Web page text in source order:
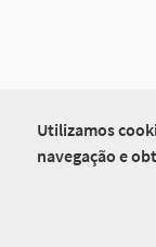
Utilizamos
navegação e